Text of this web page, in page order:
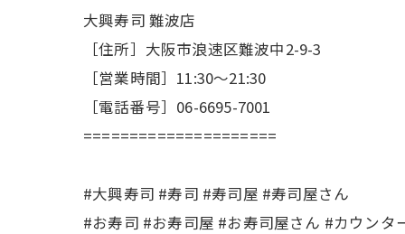
大興寿司 難波店
［住所］大阪市浪速区難波中2-9-3
［営業時間］11:30〜21:30
［電話番号］06-6695-7001
=====================
#大興寿司 #寿司 #寿司屋 #寿司屋さん
#お寿司 #お寿司屋 #お寿司屋さん #カウンタ